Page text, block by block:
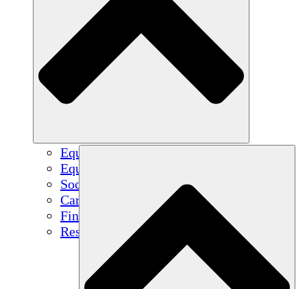
Equipo
Equipo
Socios
Carreras
Finanzas
Resources